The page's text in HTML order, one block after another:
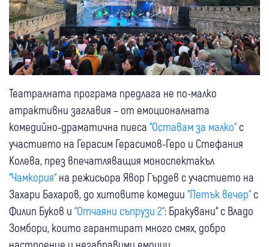
Театралната програма предлага не по-малко
атрактивни заглавия – от емоционалната
комедийно-драматична пиеса “Оставам за малко“ с
участието на Герасим Герасимов-Геро и Стефания
Колева, през впечатляващия моноспектакъл
“Чамкория“ на режисьора Явор Гърдев с участието на
Захари Бахаров, до хитовите комедии “Петък вечер“ с
Филип Буков и “Отчаяни съпрузи 2“: Бракувани“ с Владо
Зомбори, които гарантират много смях, добро
настроение и незабравими емоции.